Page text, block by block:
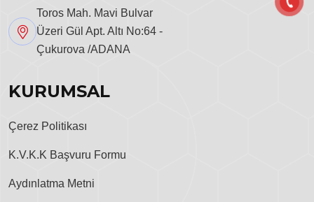
Toros Mah. Mavi Bulvar
Üzeri Gül Apt. Altı No:64 -
Çukurova /ADANA
KURUMSAL
Çerez Politikası
K.V.K.K Başvuru Formu
Aydınlatma Metni